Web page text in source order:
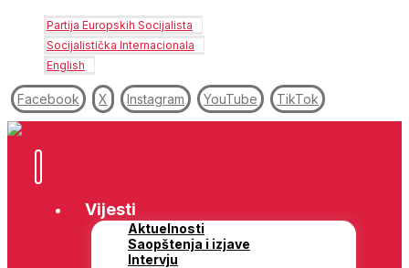
Partija Europskih Socijalista
Socijalistička Internacionala
English
Facebook X Instagram YouTube TikTok
Vijesti
Aktuelnosti
Saopštenja i izjave
Intervju